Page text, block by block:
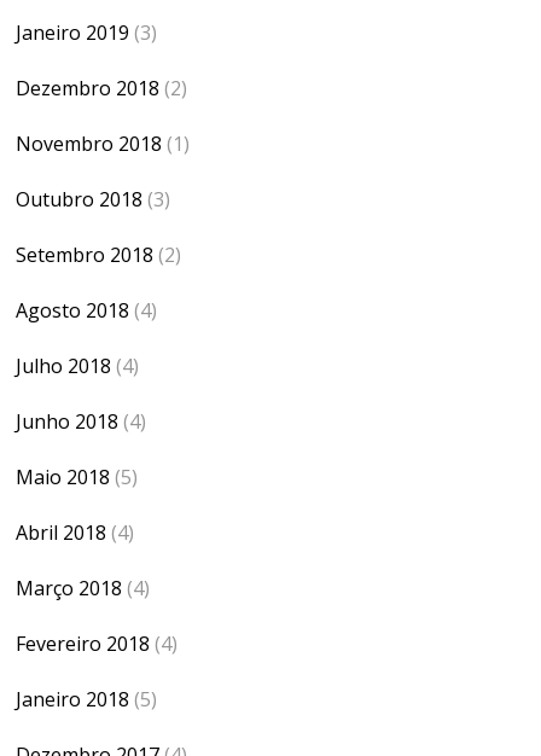
Janeiro 2019 (3)
Dezembro 2018 (2)
Novembro 2018 (1)
Outubro 2018 (3)
Setembro 2018 (2)
Agosto 2018 (4)
Julho 2018 (4)
Junho 2018 (4)
Maio 2018 (5)
Abril 2018 (4)
Março 2018 (4)
Fevereiro 2018 (4)
Janeiro 2018 (5)